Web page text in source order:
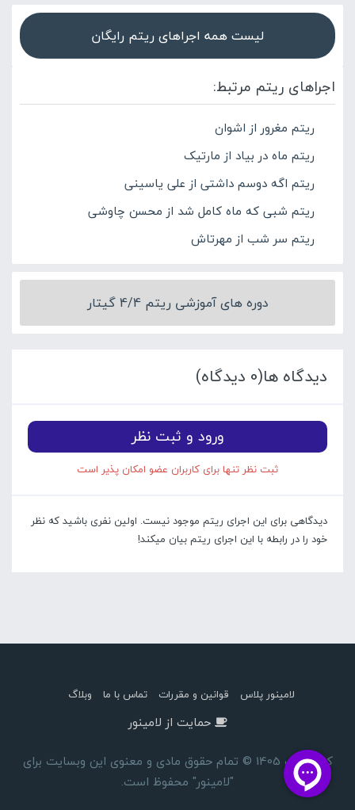
لیست همه اجراهای ریتم رایگان
اجراهای ریتم مرتبط:
ریتم مغرور از اشوان
ریتم ماه در بیاد از مارتیک
ریتم اگه دوسم داشتی از علی یاسینی
ریتم شبی که ماه کامل شد از محسن چاوشی
ریتم سر شب از مهرتاش
دوره های آموزشی ریتم 4/4 گیتار
دیدگاه ها(0 دیدگاه)
ورود و ثبت نظر
ثبت نظر تنها برای کاربران عضو امکان پذیر است
دیدگاهی برای این اجرای ریتم موجود نیست. اولین نفری باشید که نظر
خود را در رابطه با این اجرای ریتم بیان میکند!
لامینور پلاس قوانین و مقررات تماس با ما وبلاگ
حمایت از لامینور
کپی رایت 1405 © تمام حقوق مادی و معنوی این وبسایت برای
"لامینور" محفوظ است.